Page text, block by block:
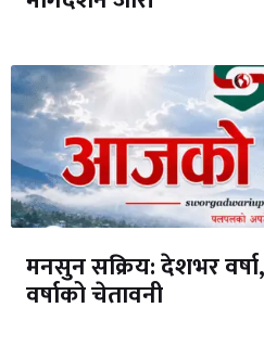
मनसुन सक्रिय: देशभर वर्षा,
वर्षाको चेतावनी